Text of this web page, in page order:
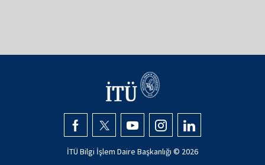
İTÜ Bilgi İşlem Daire Başkanlığı © 2026